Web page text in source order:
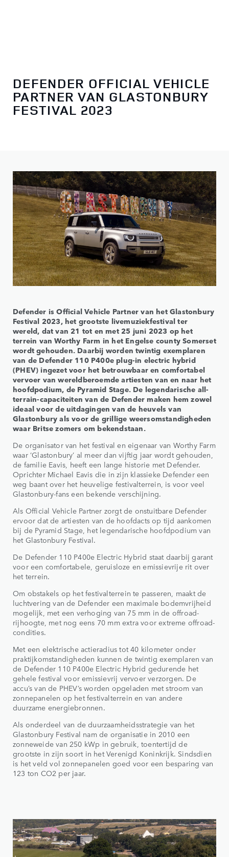
DEFENDER OFFICIAL VEHICLE
PARTNER VAN GLASTONBURY
FESTIVAL 2023
Defender is Official Vehicle Partner van het Glastonbury
Festival 2023, het grootste livemuziekfestival ter
wereld, dat van 21 tot en met 25 juni 2023 op het
terrein van Worthy Farm in het Engelse county Somerset
wordt gehouden. Daarbij worden twintig exemplaren
van de Defender 110 P400e plug-in electric hybrid
(PHEV) ingezet voor het betrouwbaar en comfortabel
vervoer van wereldberoemde artiesten van en naar het
hoofdpodium, de Pyramid Stage. De legendarische all-
terrain-capaciteiten van de Defender maken hem zowel
ideaal voor de uitdagingen van de heuvels van
Glastonbury als voor de grillige weersomstandigheden
waar Britse zomers om bekendstaan.
De organisator van het festival en eigenaar van Worthy Farm
waar ‘Glastonbury’ al meer dan vijftig jaar wordt gehouden,
de familie Eavis, heeft een lange historie met Defender.
Oprichter Michael Eavis die in zijn klassieke Defender een
weg baant over het heuvelige festivalterrein, is voor veel
Glastonbury-fans een bekende verschijning.
Als Official Vehicle Partner zorgt de onstuitbare Defender
ervoor dat de artiesten van de hoofdacts op tijd aankomen
bij de Pyramid Stage, het legendarische hoofdpodium van
het Glastonbury Festival.
De Defender 110 P400e Electric Hybrid staat daarbij garant
voor een comfortabele, geruisloze en emissievrije rit over
het terrein.
Om obstakels op het festivalterrein te passeren, maakt de
luchtvering van de Defender een maximale bodemvrijheid
mogelijk, met een verhoging van 75 mm in de offroad-
rijhoogte, met nog eens 70 mm extra voor extreme offroad-
condities.
Met een elektrische actieradius tot 40 kilometer onder
praktijkomstandigheden kunnen de twintig exemplaren van
de Defender 110 P400e Electric Hybrid gedurende het
gehele festival voor emissievrij vervoer verzorgen. De
accu’s van de PHEV’s worden opgeladen met stroom van
zonnepanelen op het festivalterrein en van andere
duurzame energiebronnen.
Als onderdeel van de duurzaamheidsstrategie van het
Glastonbury Festival nam de organisatie in 2010 een
zonneweide van 250 kWp in gebruik, toentertijd de
grootste in zijn soort in het Verenigd Koninkrijk. Sindsdien
is het veld vol zonnepanelen goed voor een besparing van
123 ton CO2 per jaar.